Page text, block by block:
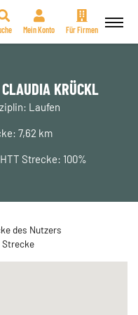
Mein Konto Für Firmen
KRÜCKL
Laufen
7,62 km
Strecke: 100%
des Nutzers
Strecke